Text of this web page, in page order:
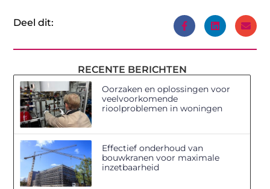
Deel dit:
RECENTE BERICHTEN
Oorzaken en oplossingen voor
veelvoorkomende
rioolproblemen in woningen
Effectief onderhoud van
bouwkranen voor maximale
inzetbaarheid